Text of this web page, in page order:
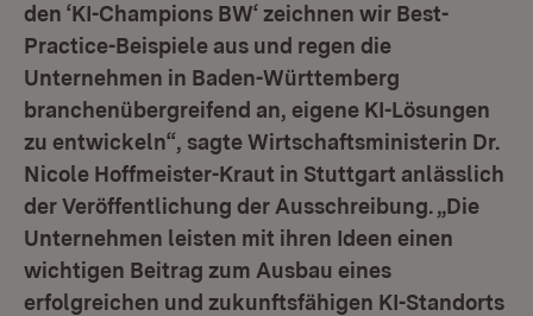
den ‘KI-Champions BW‘ zeichnen wir Best-
Practice-Beispiele aus und regen die
Unternehmen in Baden-Württemberg
branchenübergreifend an, eigene KI-Lösungen
zu entwickeln“, sagte Wirtschaftsministerin Dr.
Nicole Hoffmeister-Kraut in Stuttgart anlässlich
der Veröffentlichung der Ausschreibung. „Die
Unternehmen leisten mit ihren Ideen einen
wichtigen Beitrag zum Ausbau eines
erfolgreichen und zukunftsfähigen KI-Standorts